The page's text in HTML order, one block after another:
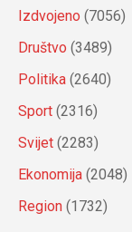
Izdvojeno (7056)
Društvo (3489)
Politika (2640)
Sport (2316)
Svijet (2283)
Ekonomija (2048)
Region (1732)